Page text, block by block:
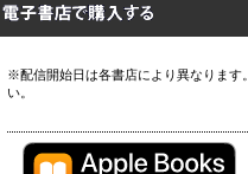
※配信開始日は各書店により異なります
い。